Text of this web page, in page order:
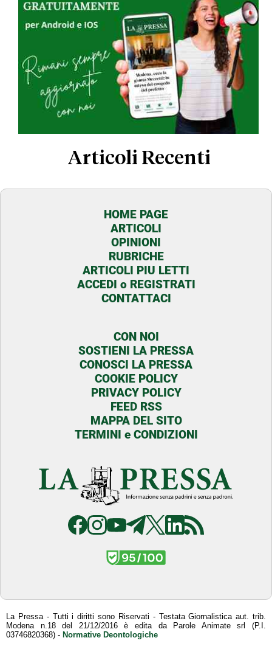
Articoli Recenti
HOME PAGE
ARTICOLI
OPINIONI
RUBRICHE
ARTICOLI PIU LETTI
ACCEDI o REGISTRATI
CONTATTACI
CON NOI
SOSTIENI LA PRESSA
CONOSCI LA PRESSA
COOKIE POLICY
PRIVACY POLICY
FEED RSS
MAPPA DEL SITO
TERMINI e CONDIZIONI
La Pressa - Tutti i diritti sono Riservati - Testata Giornalistica aut. trib.
Modena n.18 del 21/12/2016 è edita da Parole Animate srl (P.I.
03746820368) - Normative Deontologiche